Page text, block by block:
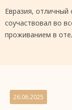
Евразия, отличный
соучаствовал во
проживанием в
26.06.2025